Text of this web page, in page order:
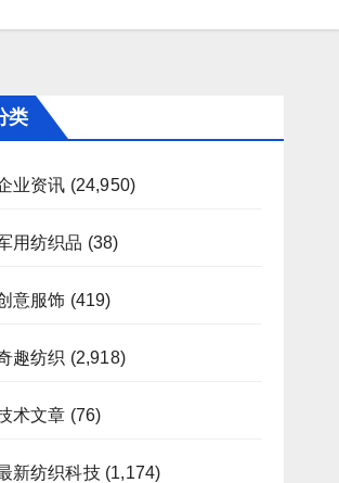
类
业资讯 (24,950)
用纺织品 (38)
意服饰 (419)
趣纺织 (2,918)
术文章 (76)
新纺织科技(1,174)